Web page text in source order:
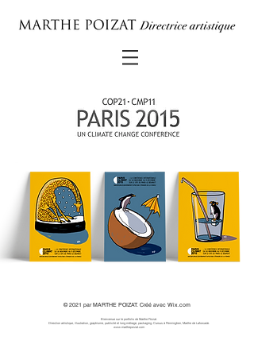
© 2021 par MARTHE POIZAT. Créé avec Wix.com
Bienvenue sur le portfolio de Marthe Poizat.
Direction artistique, illustration, graphisme, publicité et long métrage, packaging. Cursus à Penninghen, Marthe de Laforcade.
www.marthepoizat.com